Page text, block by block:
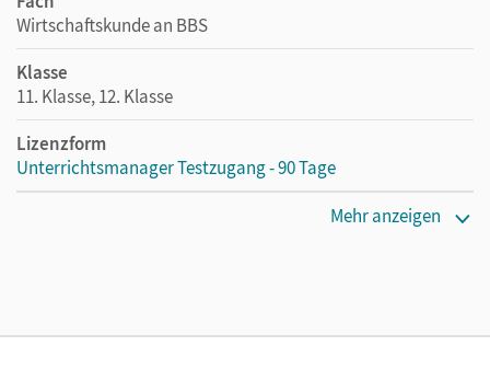
Wirtschaftskunde an BBS
Klasse
11. Klasse, 12. Klasse
Lizenzform
Unterrichtsmanager Testzugang - 90 Tage
Unterrichtsmanager 90 Tage lang zu testen.
Mehr anzeigen